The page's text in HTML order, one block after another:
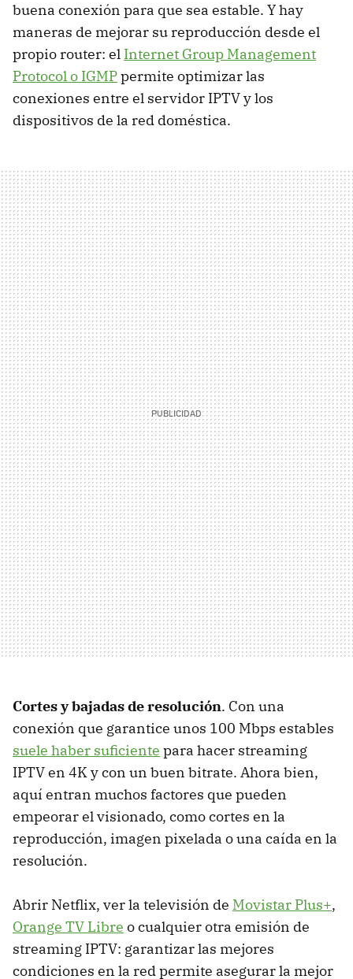
buena conexión para que sea estable. Y hay
maneras de mejorar su reproducción desde el
propio router: el Internet Group Management
Protocol o IGMPpermite optimizar las
conexiones entre el servidor IPTV y los
dispositivos de la red doméstica.
Cortes y bajadas de resolución. Con una
conexión que garantice unos 100 Mbps estables
suele haber suficiente para hacer streaming
IPTV en 4K y con un buen bitrate. Ahora bien,
aquí entran muchos factores que pueden
empeorar el visionado, como cortes en la
reproducción, imagen pixelada o una caída en la
resolución.
Abrir Netflix, ver la televisión de Movistar Plus+,
Orange TV Libre o cualquier otra emisión de
streaming IPTV: garantizar las mejores
condiciones en la red permite asegurar la mejor